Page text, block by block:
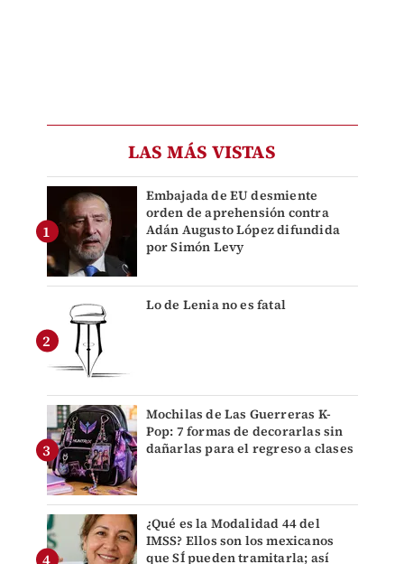
LAS MÁS VISTAS
Embajada de EU desmiente
orden de aprehensión contra
Adán Augusto López difundida
por Simón Levy
Lo de Lenia no es fatal
Mochilas de Las Guerreras K-
Pop: 7 formas de decorarlas sin
dañarlas para el regreso a clases
¿Qué es la Modalidad 44 del
IMSS? Ellos son los mexicanos
que SÍ pueden tramitarla; así